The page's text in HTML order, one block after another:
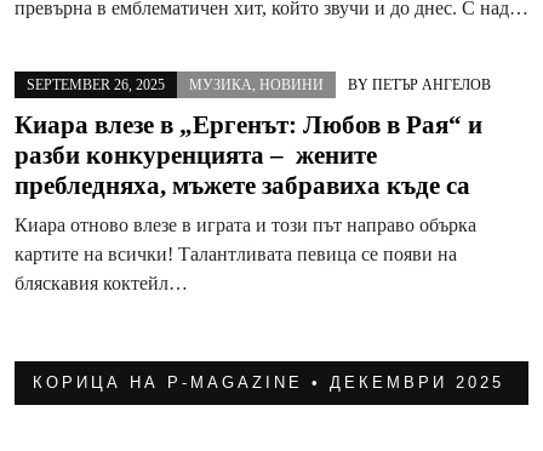
превърна в емблематичен хит, който звучи и до днес. С над…
SEPTEMBER 26, 2025 МУЗИКА НОВИНИ BY ПЕТЪР АНГЕЛОВ
Киара влезе в „Ергенът: Любов в Рая“ и
разби конкуренцията – жените
пребледняха, мъжете забравиха къде са
Киара отново влезе в играта и този път направо обърка
картите на всички! Талантливата певица се появи на
бляскавия коктейл…
КОРИЦА НА P-MAGAZINE • ДЕКЕМВРИ 2025